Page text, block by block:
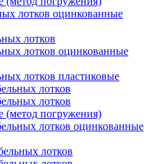
лотков оцинкованные
лотков
лотков оцинкованные
лотков пластиковые
лотков
лотков
(метод погружения)
лотков оцинкованные
лотков